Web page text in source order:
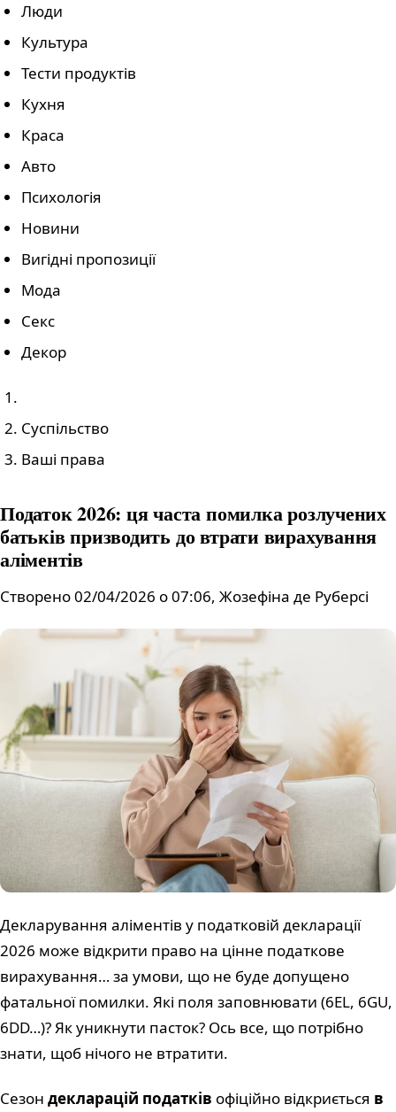
Люди
Культура
Тести продуктів
Кухня
Краса
Авто
Психологія
Новини
Вигідні пропозиції
Мода
Секс
Декор
Суспільство
Ваші права
Податок 2026: ця часта помилка розлучених
батьків призводить до втрати вирахування
аліментів
Створено 02/04/2026 о 07:06, Жозефіна де Руберсі
Декларування аліментів у податковій декларації
2026 може відкрити право на цінне податкове
вирахування… за умови, що не буде допущено
фатальної помилки. Які поля заповнювати (6EL, 6GU,
6DD…)? Як уникнути пасток? Ось все, що потрібно
знати, щоб нічого не втратити.
Сезон декларацій податків офіційно відкриється в